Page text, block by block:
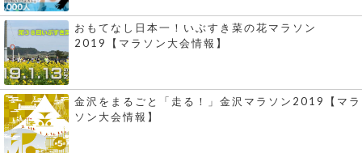
おもてなし日本一！いぶすき菜の花マラソン
2019【マラソン大会情報】
金沢をまるごと「走る！」金沢マラソン2019【マラ
ソン大会情報】